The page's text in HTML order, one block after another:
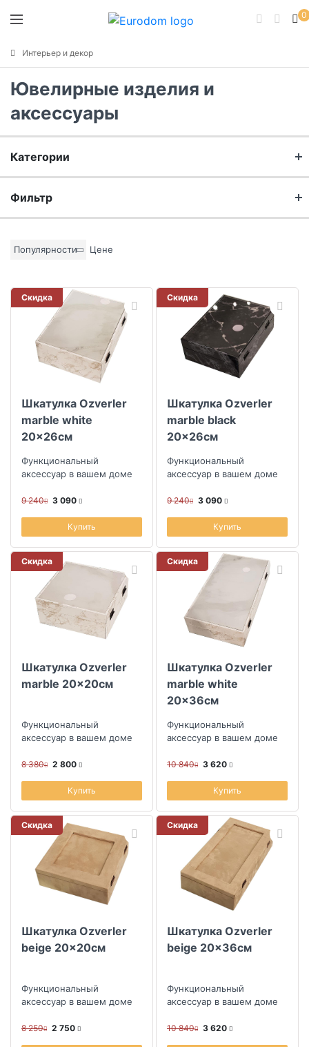
0
Интерьер и декор
Ювелирные изделия и
аксессуары
Категории
Аксессуары для ювелирных изделий
Фильтр
Цвет основы
Скидка
Размер скидки, %
Популярности Цене
Скидка
Шкатулка Ozverler
marble white
20x26см
Функциональный
аксессуар в вашем доме
9 240 3 090
Купить
Скидка
Шкатулка Ozverler
marble black
20x26см
Функциональный
аксессуар в вашем доме
9 240 3 090
Купить
Скидка
Шкатулка Ozverler
marble 20x20см
Функциональный
аксессуар в вашем доме
8 380 2 800
Купить
Скидка
Шкатулка Ozverler
marble white
20x36см
Функциональный
аксессуар в вашем доме
10 840 3 620
Купить
Скидка
Шкатулка Ozverler
beige 20x20см
Функциональный
аксессуар в вашем доме
8 250 2 750
Скидка
Шкатулка Ozverler
beige 20x36см
Функциональный
аксессуар в вашем доме
10 840 3 620